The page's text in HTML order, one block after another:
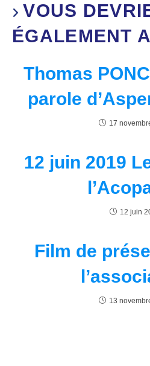
VOUS
ÉGALEMENT
Thomas
parole
17
12 juin 2019
12 juin
Film de
13